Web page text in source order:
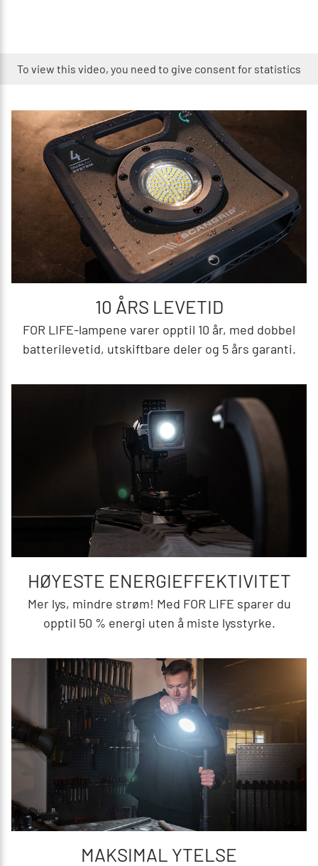
To view this video, you need to give consent for statistics
10 ÅRS LEVETID
FOR LIFE-lampene varer opptil 10 år, med dobbel
batterilevetid, utskiftbare deler og 5 års garanti.
HØYESTE ENERGIEFFEKTIVITET
Mer lys, mindre strøm! Med FOR LIFE sparer du
opptil 50 % energi uten å miste lysstyrke.
MAKSIMAL YTELSE